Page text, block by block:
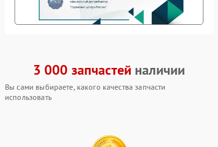
3 000 запчастей наличии
Вы сами выбираете, какого качества запчасти
использовать